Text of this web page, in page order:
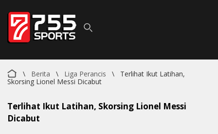
\ Berita \ Liga Perancis \
Terlihat Ikut Latihan,
Skorsing Lionel Messi Dicabut
Terlihat Ikut Latihan, Skorsing Lionel Messi
Dicabut